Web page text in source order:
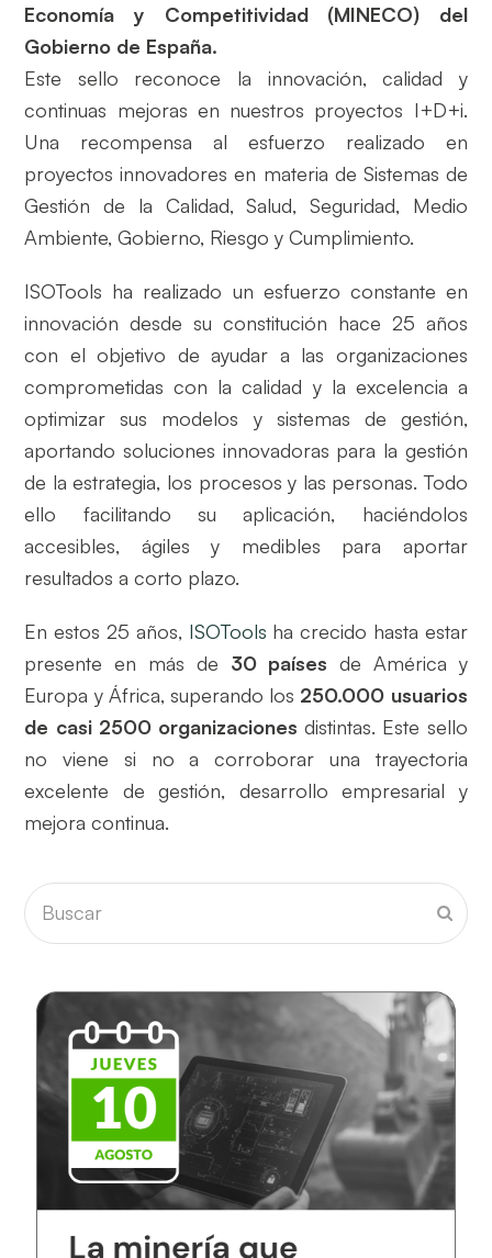
Economía y Competitividad (MINECO) del
Gobierno de España.
Este sello reconoce la innovación, calidad y
continuas mejoras en nuestros proyectos I+D+i.
Una recompensa al esfuerzo realizado en
proyectos innovadores en materia de Sistemas de
Gestión de la Calidad, Salud, Seguridad, Medio
Ambiente, Gobierno, Riesgo y Cumplimiento.
ISOTools ha realizado un esfuerzo constante en
innovación desde su constitución hace 25 años
con el objetivo de ayudar a las organizaciones
comprometidas con la calidad y la excelencia a
optimizar sus modelos y sistemas de gestión,
aportando soluciones innovadoras para la gestión
de la estrategia, los procesos y las personas. Todo
ello facilitando su aplicación, haciéndolos
accesibles, ágiles y medibles para aportar
resultados a corto plazo.
En estos 25 años, ISOTools ha crecido hasta estar
presente en más de 30 países de América y
Europa y África, superando los 250.000 usuarios
de casi 2500 organizaciones distintas. Este sello
no viene si no a corroborar una trayectoria
excelente de gestión, desarrollo empresarial y
mejora continua.
Buscar